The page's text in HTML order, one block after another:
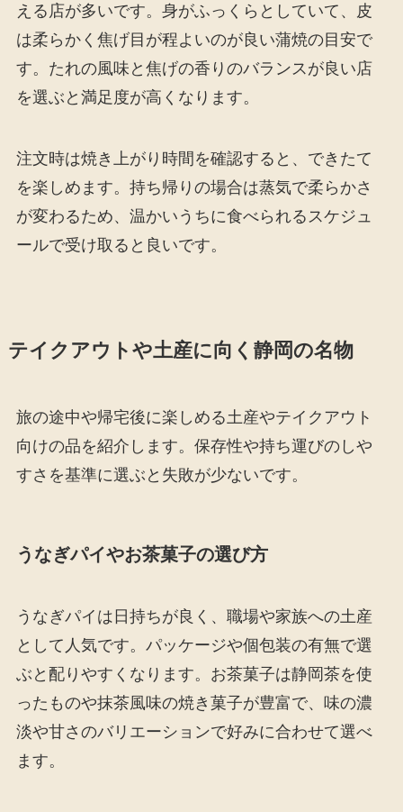
える店が多いです。身がふっくらとしていて、皮
は柔らかく焦げ目が程よいのが良い蒲焼の目安で
す。たれの風味と焦げの香りのバランスが良い店
を選ぶと満足度が高くなります。
注文時は焼き上がり時間を確認すると、できたて
を楽しめます。持ち帰りの場合は蒸気で柔らかさ
が変わるため、温かいうちに食べられるスケジュ
ールで受け取ると良いです。
テイクアウトや土産に向く静岡の名物
旅の途中や帰宅後に楽しめる土産やテイクアウト
向けの品を紹介します。保存性や持ち運びのしや
すさを基準に選ぶと失敗が少ないです。
うなぎパイやお茶菓子の選び方
うなぎパイは日持ちが良く、職場や家族への土産
として人気です。パッケージや個包装の有無で選
ぶと配りやすくなります。お茶菓子は静岡茶を使
ったものや抹茶風味の焼き菓子が豊富で、味の濃
淡や甘さのバリエーションで好みに合わせて選べ
ます。